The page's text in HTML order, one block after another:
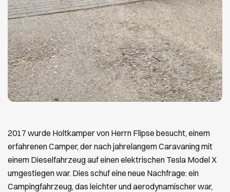
2017 wurde Holtkamper von Herrn Flipse besucht, einem
erfahrenen Camper, der nach jahrelangem Caravaning mit
einem Dieselfahrzeug auf einen elektrischen Tesla Model X
umgestiegen war. Dies schuf eine neue Nachfrage: ein
Campingfahrzeug, das leichter und aerodynamischer war,